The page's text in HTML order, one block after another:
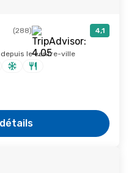
(288) 4,1
depuis le centre-ville